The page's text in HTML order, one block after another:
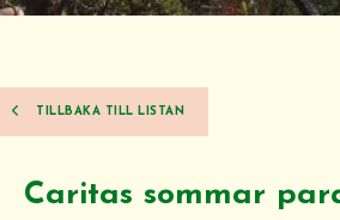
TILLBAKA TILL LISTAN
Caritas sommar